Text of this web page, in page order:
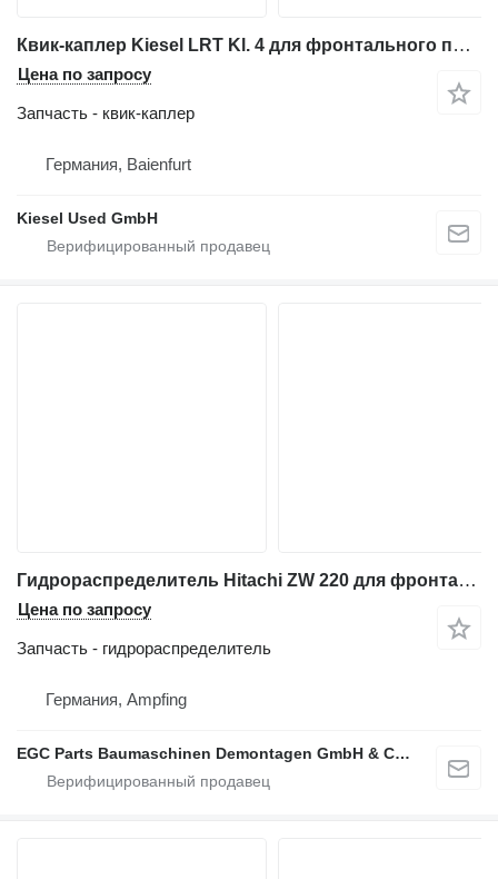
Квик-каплер Kiesel LRT Kl. 4 для фронтального погрузчика Hitachi ZW250-6
Цена по запросу
Запчасть - квик-каплер
Германия, Baienfurt
Kiesel Used GmbH
Гидрораспределитель Hitachi ZW 220 для фронтального погрузчика Hitachi ZW 220
Цена по запросу
Запчасть - гидрораспределитель
Германия, Ampfing
EGC Parts Baumaschinen Demontagen GmbH & Co. KG